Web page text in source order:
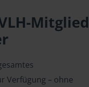
Mitglied
Verfügung – ohne